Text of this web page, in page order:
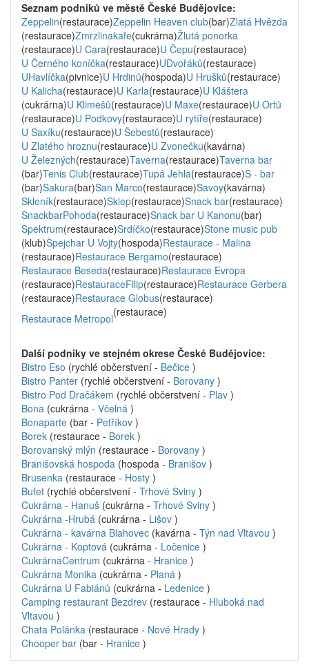
Seznam podniků ve městě České Budějovice:
Zeppelin(restaurace)Zeppelin Heaven club(bar)Zlatá Hvězda
(restaurace)Zmrzlinakafe(cukrárna)Žlutá ponorka
(restaurace)U Cara(restaurace)U Čepu(restaurace)
U Černého koníčka(restaurace)UDvořáků(restaurace)
UHavlíčka(pivnice)U Hrdinů(hospoda)U Hrušků(restaurace)
U Kalicha(restaurace)U Karla(restaurace)U Kláštera
(cukrárna)U Klimešů(restaurace)U Maxe(restaurace)U Ortů
(restaurace)U Podkovy(restaurace)U rytíře(restaurace)
U Saxíku(restaurace)U Šebestů(restaurace)
U Zlatého hroznu(restaurace)U Zvonečku(kavárna)
U Železných(restaurace)Taverna(restaurace)Taverna bar
(bar)Tenis Club(restaurace)Tupá Jehla(restaurace)S - bar
(bar)Sakura(bar)San Marco(restaurace)Savoy(kavárna)
Skleník(restaurace)Sklep(restaurace)Snack bar(restaurace)
SnackbarPohoda(restaurace)Snack bar U Kanonu(bar)
Spektrum(restaurace)Srdíčko(restaurace)Stone music pub
(klub)Špejchar U Vojty(hospoda)Restaurace - Malina
(restaurace)Restaurace Bergamo(restaurace)
Restaurace Beseda(restaurace)Restaurace Evropa
(restaurace)RestauraceFilip(restaurace)Restaurace Gerbera
(restaurace)Restaurace Globus(restaurace)
Restaurace Metropol(restaurace)
Další podniky ve stejném okrese České Budějovice:
Bistro Eso (rychlé občerstvení - Bečice )
Bistro Panter (rychlé občerstvení - Borovany )
Bistro Pod Dračákem (rychlé občerstvení - Plav )
Bona (cukrárna - Včelná )
Bonaparte (bar - Petříkov )
Borek (restaurace - Borek )
Borovanský mlýn (restaurace - Borovany )
Branišovská hospoda (hospoda - Branišov )
Brusenka (restaurace - Hosty )
Bufet (rychlé občerstvení - Trhové Sviny )
Cukrárna - Hanuš (cukrárna - Trhové Sviny )
Cukrárna -Hrubá (cukrárna - Lišov )
Cukrárna - kavárna Blahovec (kavárna - Týn nad Vltavou )
Cukrárna - Koptová (cukrárna - Ločenice )
CukrárnaCentrum (cukrárna - Hranice )
Cukrárna Monika (cukrárna - Planá )
Cukrárna U Fabiánů (cukrárna - Ledenice )
Camping restaurant Bezdrev (restaurace - Hluboká nad
Vltavou )
Chata Polánka (restaurace - Nové Hrady )
Chooper bar (bar - Hranice )